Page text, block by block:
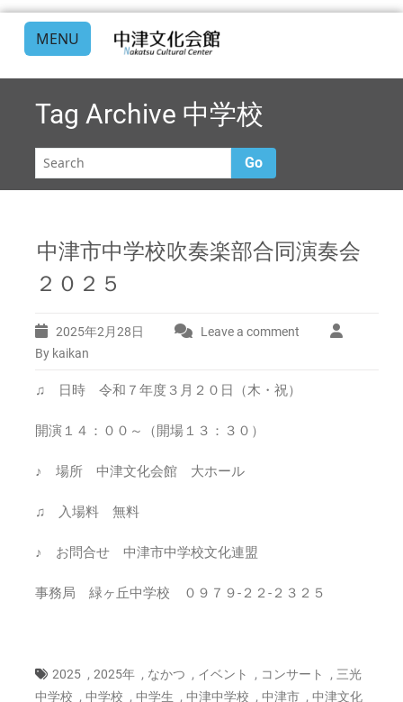
MENU
Tag Archive 中学校
Go
中津市中学校吹奏楽部合同演奏会
２０２５
2025年2月28日
Leave a comment
By kaikan
♫ 日時 令和７年度３月２０日（木・祝）
開演１４：００～（開場１３：３０）
♪ 場所 中津文化会館 大ホール
♫ 入場料 無料
♪ お問合せ 中津市中学校文化連盟
事務局 緑ヶ丘中学校 ０９７９-２２-２３２５
2025 , 2025年 , なかつ , イベント , コンサート , 三光
中学校 , 中学校 , 中学生 , 中津中学校 , 中津市 , 中津文化